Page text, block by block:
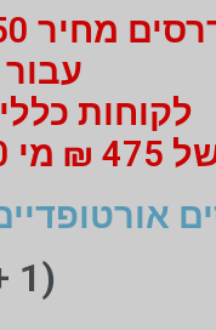
מחיר 750 ₪ בלבד במקום
עבור 3 זוגות מדרסים
לקוחות
750 ₪ בעבור זוג מדרסים
(1 + 1 + 1 חינם)